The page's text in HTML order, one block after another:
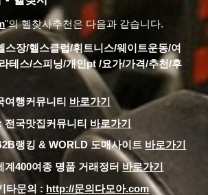
"의헬찾사추천은 다음과 같습니다.
스장/헬스클럽/휘트니스/웨이트운동/여
테스/스피닝/개인pt /요가/가격/추천/후
여행커뮤니티 바로가기
전국맛집커뮤니티 바로가기
랭킹 & WORLD 도매사이트 바로가기
계400여종 명품 거래정터바로가기
타문의 : http://문의다모아.com